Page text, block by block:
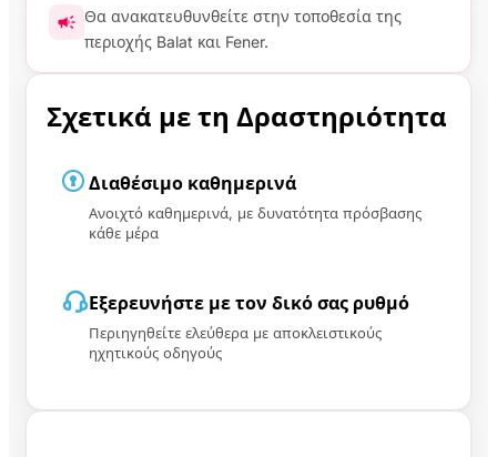
Θα ανακατευθυνθείτε στην τοποθεσία της
περιοχής Balat και Fener.
Σχετικά με τη Δραστηριότητα
Διαθέσιμο καθημερινά
Ανοιχτό καθημερινά, με δυνατότητα πρόσβασης
κάθε μέρα
Εξερευνήστε με τον δικό σας ρυθμό
Περιηγηθείτε ελεύθερα με αποκλειστικούς
ηχητικούς οδηγούς